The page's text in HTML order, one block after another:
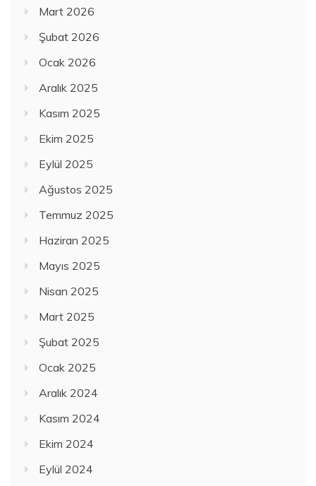
Mart 2026
Şubat 2026
Ocak 2026
Aralık 2025
Kasım 2025
Ekim 2025
Eylül 2025
Ağustos 2025
Temmuz 2025
Haziran 2025
Mayıs 2025
Nisan 2025
Mart 2025
Şubat 2025
Ocak 2025
Aralık 2024
Kasım 2024
Ekim 2024
Eylül 2024